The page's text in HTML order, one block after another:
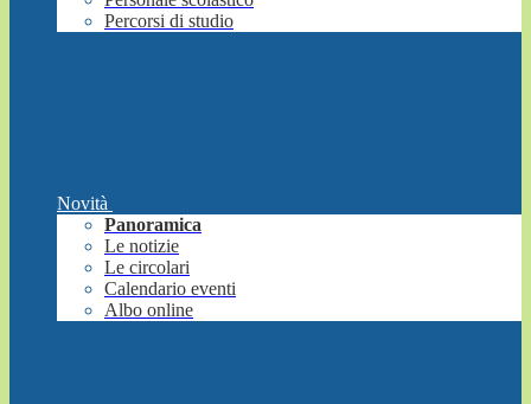
Percorsi di studio
Novità
Panoramica
Le notizie
Le circolari
Calendario eventi
Albo online